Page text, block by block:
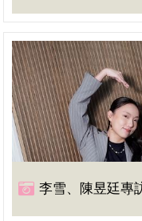
李雪、陳昱廷專